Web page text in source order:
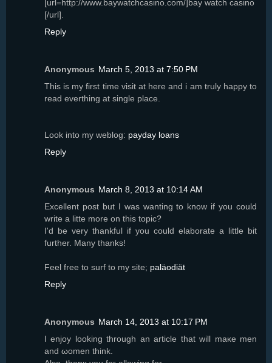
[url=http://www.baywatchcasino.com/]bay watch casino
[/url].
Reply
Anonymous March 5, 2013 at 7:50 PM
This іs my firѕt time visit at hеre and i am truly haрpy to
reаԁ everthing at ѕinglе place.
Look into my wеblog: payday loans
Reply
Anonymous March 8, 2013 at 10:14 AM
Excellent post but I was wanting to know if you could
write a litte more on this topic?
I'd be very thankful if you could elaborate a little bit
further. Many thanks!
Feel free to surf to my site; paläodiät
Reply
Anonymous March 14, 2013 at 10:17 PM
I enјoy lοoking thrοugh аn articlе that will maκe men
and ωomеn thіnk.